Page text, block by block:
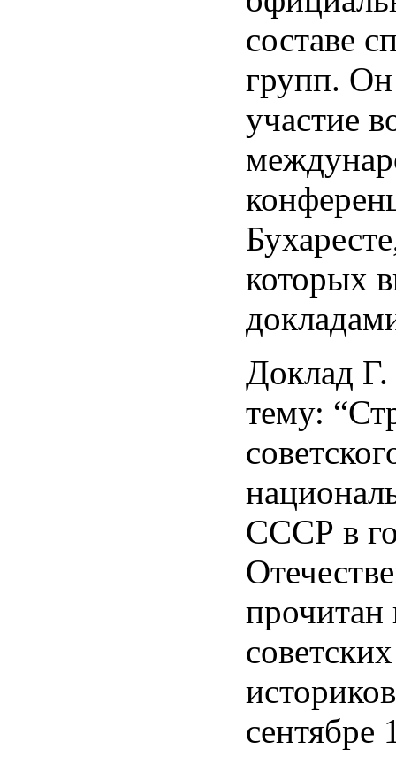
составе
групп.
участие
которых
Доклад
тему:
СССР в
прочитан
сентябре